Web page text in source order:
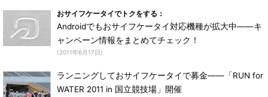
おサイフケータイでトクをする：
Androidでもおサイフケータイ対応機種が拡大中――キ
ャンペーン情報をまとめてチェック！
(2011年6月17日)
ランニングしておサイフケータイで募金――「RUN for
WATER 2011 in 国立競技場」開催